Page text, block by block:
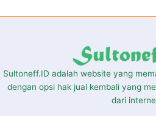
Sultoneff.ID adalah website yang
dengan opsi hak jual kembali yang
dari